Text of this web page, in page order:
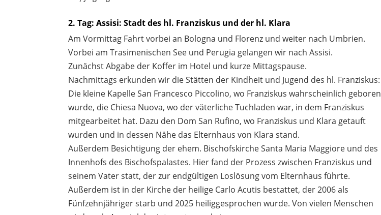
2. Tag: Assisi: Stadt des hl. Franziskus und der hl. Klara
Am Vormittag Fahrt vorbei an Bologna und Florenz und weiter nach Umbrien.
Vorbei am Trasimenischen See und Perugia gelangen wir nach Assisi.
Zunächst Abgabe der Koffer im Hotel und kurze Mittagspause.
Nachmittags erkunden wir die Stätten der Kindheit und Jugend des hl. Franziskus:
Die kleine Kapelle San Francesco Piccolino, wo Franziskus wahrscheinlich geboren
wurde, die Chiesa Nuova, wo der väterliche Tuchladen war, in dem Franziskus
mitgearbeitet hat. Dazu den Dom San Rufino, wo Franziskus und Klara getauft
wurden und in dessen Nähe das Elternhaus von Klara stand.
Außerdem Besichtigung der ehem. Bischofskirche Santa Maria Maggiore und des
Innenhofs des Bischofspalastes. Hier fand der Prozess zwischen Franziskus und
seinem Vater statt, der zur endgültigen Loslösung vom Elternhaus führte.
Außerdem ist in der Kirche der heilige Carlo Acutis bestattet, der 2006 als
Fünfzehnjähriger starb und 2025 heiliggesprochen wurde. Von vielen Menschen